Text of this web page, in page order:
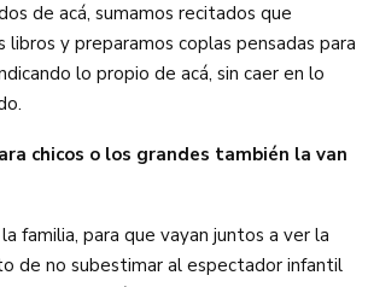
de acá, sumamos recitados que
libros y preparamos coplas pensadas para
lo propio de acá, sin caer en lo
chicos o los grandes también la van
familia, para que vayan juntos a ver la
de no subestimar al espectador infantil